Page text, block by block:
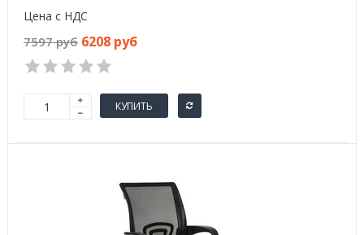
Цена с НДС
7597 руб 6208 руб
КУПИТЬ